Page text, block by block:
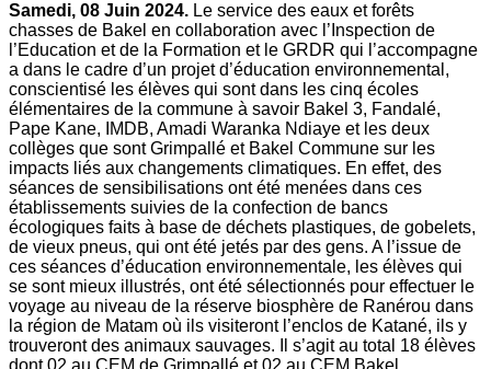
Samedi, 08 Juin 2024. Le service des eaux et forêts
chasses de Bakel en collaboration avec l’Inspection de
l’Education et de la Formation et le GRDR qui l’accompagne
a dans le cadre d’un projet d’éducation environnemental,
conscientisé les élèves qui sont dans les cinq écoles
élémentaires de la commune à savoir Bakel 3, Fandalé,
Pape Kane, IMDB, Amadi Waranka Ndiaye et les deux
collèges que sont Grimpallé et Bakel Commune sur les
impacts liés aux changements climatiques. En effet, des
séances de sensibilisations ont été menées dans ces
établissements suivies de la confection de bancs
écologiques faits à base de déchets plastiques, de gobelets,
de vieux pneus, qui ont été jetés par des gens. A l’issue de
ces séances d’éducation environnementale, les élèves qui
se sont mieux illustrés, ont été sélectionnés pour effectuer le
voyage au niveau de la réserve biosphère de Ranérou dans
la région de Matam où ils visiteront l’enclos de Katané, ils y
trouveront des animaux sauvages. Il s’agit au total 18 élèves